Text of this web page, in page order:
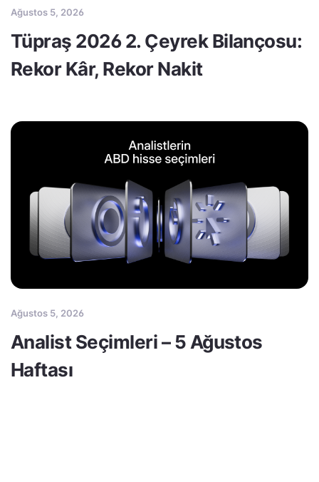
Ağustos 5, 2026
Tüpraş 2026 2. Çeyrek Bilançosu:
Rekor Kâr, Rekor Nakit
Ağustos 5, 2026
Analist Seçimleri – 5 Ağustos
Haftası